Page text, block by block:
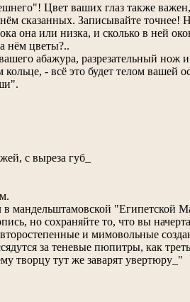
Цвет ваших глаз также
сказанных. Записывайте точнее!
она или низка, и сколько в ней
нём цветы?..
абажура, разрезательный нож
- всё это будет телом вашей
с выреза губ_
в мандельштамовской "Египетской
но сохраняйте то, что вы
и мимовольные
за теневые пюпитры, как
творцу тут же заварят увертюру_"